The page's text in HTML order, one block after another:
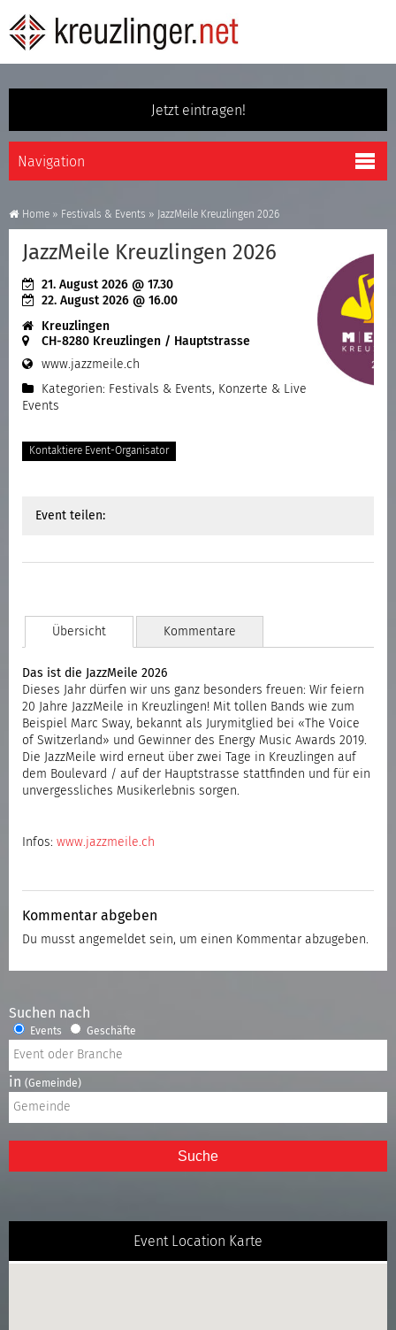
Jetzt eintragen!
Home » Festivals & Events » JazzMeile Kreuzlingen 2026
JazzMeile Kreuzlingen 2026
21. August 2026 @ 17.30
22. August 2026 @ 16.00
Kreuzlingen
CH-8280 Kreuzlingen / Hauptstrasse
www.jazzmeile.ch
Kategorien: Festivals & Events, Konzerte & Live
Events
Kontaktiere Event-Organisator
Event teilen:
Übersicht Kommentare
Das ist die JazzMeile 2026
Dieses Jahr dürfen wir uns ganz besonders freuen: Wir feiern
20 Jahre JazzMeile in Kreuzlingen! Mit tollen Bands wie zum
Beispiel Marc Sway, bekannt als Jurymitglied bei «The Voice
of Switzerland» und Gewinner des Energy Music Awards 2019.
Die JazzMeile wird erneut über zwei Tage in Kreuzlingen auf
dem Boulevard / auf der Hauptstrasse stattfinden und für ein
unvergessliches Musikerlebnis sorgen.
Infos: www.jazzmeile.ch
Kommentar abgeben
Du musst angemeldet sein, um einen Kommentar abzugeben.
Suchen nach
Events Geschäfte
in (Gemeinde)
Suche
Event Location Karte